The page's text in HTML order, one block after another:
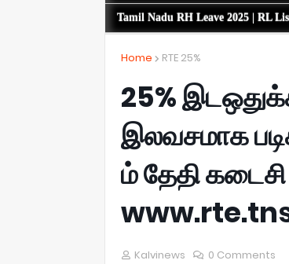
Tamil Nadu RH Leave 2025 | RL
Home RTE 25%
25%
இலவசமாக
ம் தேதி
Kalvinews 0 Comments